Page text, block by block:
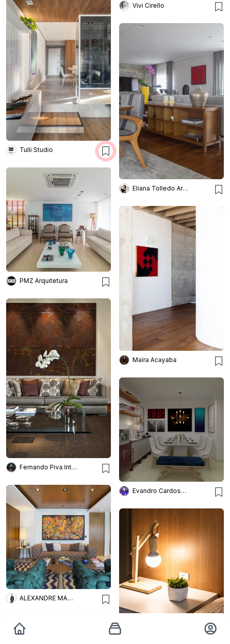
Vivi Cirello
Tulli Studio
Eliana Tolledo Arquitetura e Interiores
PMZ Arquitetura
Maíra Acayaba
Fernando Piva Interiores
Evandro Cardoso Arquitetura
ALEXANDRE MAGNO ARQUITETURA